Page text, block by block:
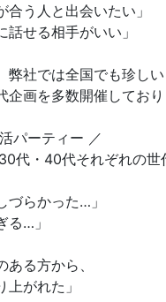
合う人と出会いたい」
話せる相手がいい」
弊社では全国でも珍しい
画を多数開催しており
パーティー ／
代・40代それぞれの世
づらかった…」
る…」
る方から、
上がれた」